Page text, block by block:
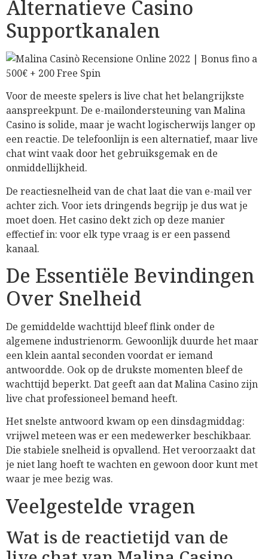
Alternatieve Casino
Supportkanalen
Voor de meeste spelers is live chat het belangrijkste
aanspreekpunt. De e-mailondersteuning van Malina
Casino is solide, maar je wacht logischerwijs langer op
een reactie. De telefoonlijn is een alternatief, maar live
chat wint vaak door het gebruiksgemak en de
onmiddellijkheid.
De reactiesnelheid van de chat laat die van e-mail ver
achter zich. Voor iets dringends begrijp je dus wat je
moet doen. Het casino dekt zich op deze manier
effectief in: voor elk type vraag is er een passend
kanaal.
De Essentiële Bevindingen
Over Snelheid
De gemiddelde wachttijd bleef flink onder de
algemene industrienorm. Gewoonlijk duurde het maar
een klein aantal seconden voordat er iemand
antwoordde. Ook op de drukste momenten bleef de
wachttijd beperkt. Dat geeft aan dat Malina Casino zijn
live chat professioneel bemand heeft.
Het snelste antwoord kwam op een dinsdagmiddag:
vrijwel meteen was er een medewerker beschikbaar.
Die stabiele snelheid is opvallend. Het veroorzaakt dat
je niet lang hoeft te wachten en gewoon door kunt met
waar je mee bezig was.
Veelgestelde vragen
Wat is de reactietijd van de